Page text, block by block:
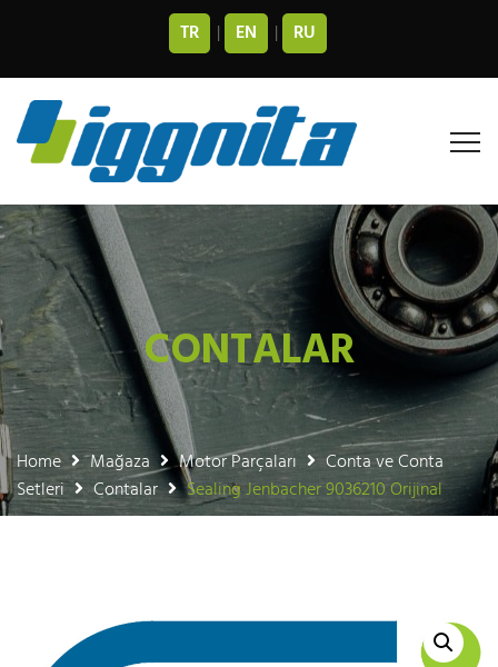
TR | EN | RU
CONTALAR
Home Mağaza Motor Parçaları
Conta ve Conta
Setleri
Contalar Sealing Jenbacher 9036210 Orijinal